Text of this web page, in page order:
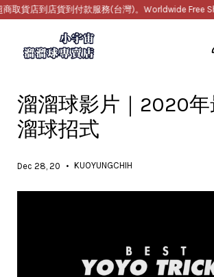
取貨店到店貨到付款服務(台灣)。Worldwide Free
溜溜球影片｜2020年
溜球招式
Dec 28, 20 • KUOYUNGCHIH
繼續購物